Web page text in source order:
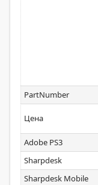
PartNumber
Цена
Adobe PS3
Sharpdesk
Sharpdesk Mobile